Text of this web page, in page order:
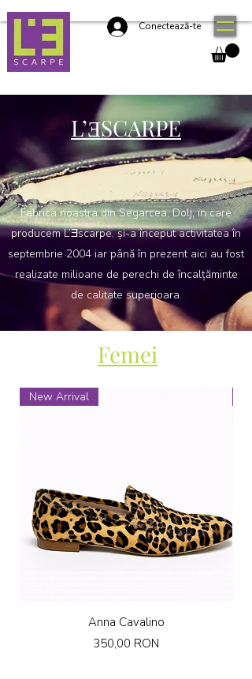
Conectează-te
L’ƎSCARPE
Fabrica noastra din Segarcea, Dolj, in care
producem L’Ǝscarpe, și-a început activitatea în
septembrie 2004 iar până în prezent aici au fost
realizate milioane de perechi de încalţăminte
de calitate superioara.
Femei
New Arrival
Anna Cavalino
Preț
350,00 RON